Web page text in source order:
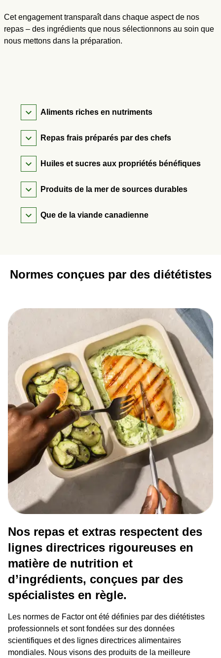
Cet engagement transparaît dans chaque aspect de nos
repas – des ingrédients que nous sélectionnons au soin que
nous mettons dans la préparation.
Aliments riches en nutriments
Repas frais préparés par des chefs
Huiles et sucres aux propriétés bénéfiques
Produits de la mer de sources durables
Que de la viande canadienne
Normes conçues par des diététistes
Nos repas et extras respectent des
lignes directrices rigoureuses en
matière de nutrition et
d’ingrédients, conçues par des
spécialistes en règle.
Les normes de Factor ont été définies par des diététistes
professionnels et sont fondées sur des données
scientifiques et des lignes directrices alimentaires
mondiales. Nous visons des produits de la meilleure